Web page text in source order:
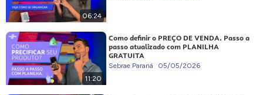
06:24
11:20
Como definir o PREÇO DE VENDA. Passo a
passo atualizado com PLANILHA
GRATUITA
Sebrae Paraná 05/05/2026